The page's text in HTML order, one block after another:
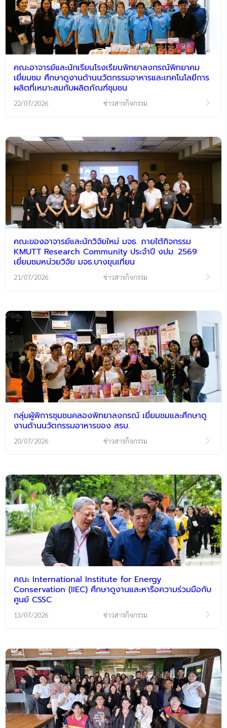
คณะอาจารย์และนักเรียนโรงเรียนพิทยาลงกรณ์พิทยาคม
เยี่ยมชม ศึกษาดูงานด้านนวัตกรรมอาหารและเทคโนโลยีการ
ผลิตที่เหมาะสมกับผลิตภัณฑ์ชุมชน
22/07/2026 ข่าวสารกิจกรรม
คณะของอาจารย์และนักวิจัยใหม่ มจธ. ภายใต้กิจกรรม
KMUTT Research Community ประจำปี งปม. 2569
เยี่ยมชมหน่วยวิจัย มจธ.บางขุนเทียน
21/07/2026 ข่าวสารกิจกรรม
กลุ่มผู้พิการชุมชนคลองพิทยาลงกรณ์ เยี่ยมชมและศึกษาดู
งานด้านนวัตกรรมอาหารของ สรบ.
20/07/2026 ข่าวสารกิจกรรม
คณะ International Institute for Energy
Conservation (IIEC) ศึกษาดูงานและหารือความร่วมมือกับ
ศูนย์ CSSC
13/07/2026 ข่าวสารกิจกรรม